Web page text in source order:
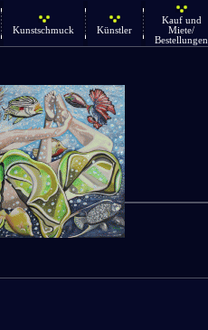
Kunstschmuck Künstler
Kauf und
Miete/
Bestellungen